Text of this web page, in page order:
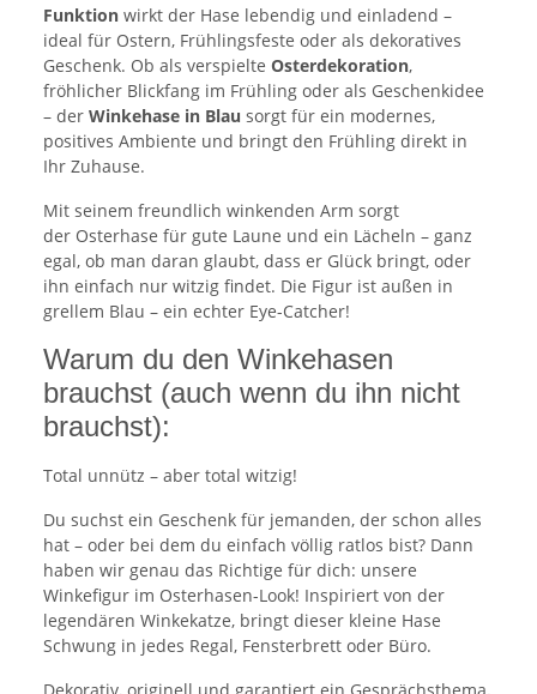
Funktion wirkt der Hase lebendig und einladend –
ideal für Ostern, Frühlingsfeste oder als dekoratives
Geschenk. Ob als verspielte Osterdekoration,
fröhlicher Blickfang im Frühling oder als Geschenkidee
– der Winkehase in Blau sorgt für ein modernes,
positives Ambiente und bringt den Frühling direkt in
Ihr Zuhause.
Mit seinem freundlich winkenden Arm sorgt
der Osterhase für gute Laune und ein Lächeln – ganz
egal, ob man daran glaubt, dass er Glück bringt, oder
ihn einfach nur witzig findet. Die Figur ist außen in
grellem Blau – ein echter Eye-Catcher!
Warum du den Winkehasen
brauchst (auch wenn du ihn nicht
brauchst):
Total unnütz – aber total witzig!
Du suchst ein Geschenk für jemanden, der schon alles
hat – oder bei dem du einfach völlig ratlos bist? Dann
haben wir genau das Richtige für dich: unsere
Winkefigur im Osterhasen-Look! Inspiriert von der
legendären Winkekatze, bringt dieser kleine Hase
Schwung in jedes Regal, Fensterbrett oder Büro.